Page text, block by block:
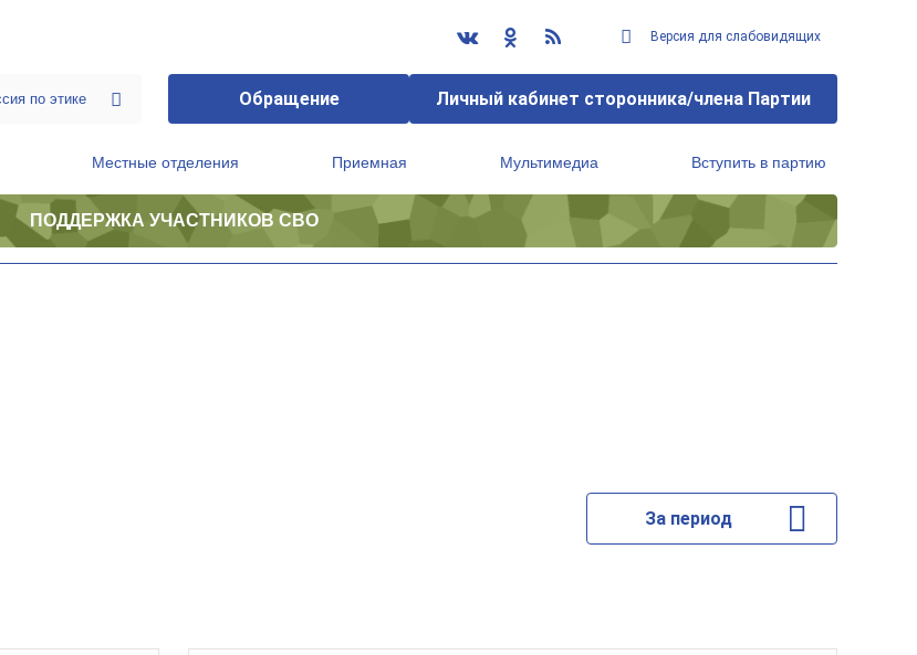
Версия для слабовидящих
Обращение Личный кабинет сторонника/члена Партии
Местные отделения Приемная Мультимедиа Вступить в партию
ПОДДЕРЖКА УЧАСТНИКОВ СВО
За период